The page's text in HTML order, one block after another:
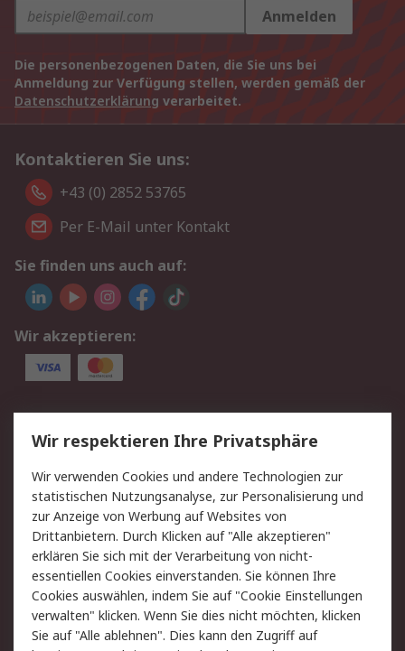
Anmelden
Die personenbezogenen Daten, die Sie uns bei
Anmeldung zur Verfügung stellen, werden gemäß der
Datenschutzerklärung verarbeitet.
Kontaktieren Sie uns:
+43 (0) 2852 53765
Per E-Mail unter Kontakt
Sie finden uns auch auf:
Wir akzeptieren:
Service
Value Added Services
Lieferlösungen
Rücksendung/Entsorgung Kontakt
Hilfe
Rechtliches
RS Verkaufs- und
Lieferbedingungen
Datenschutz
Cookie-Richtlinie
Zahlungsbedingungen
Wir respektieren Ihre Privatsphäre
Wir verwenden Cookies und andere Technologien zur
statistischen Nutzungsanalyse, zur Personalisierung und
zur Anzeige von Werbung auf Websites von
Drittanbietern. Durch Klicken auf "Alle akzeptieren"
erklären Sie sich mit der Verarbeitung von nicht-
essentiellen Cookies einverstanden. Sie können Ihre
Cookies auswählen, indem Sie auf "Cookie Einstellungen
verwalten" klicken. Wenn Sie dies nicht möchten, klicken
Sie auf "Alle ablehnen". Dies kann den Zugriff auf